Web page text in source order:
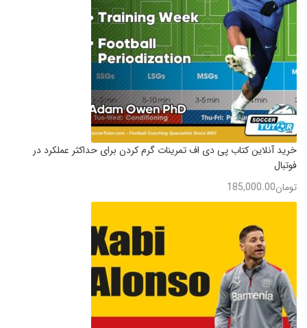
خرید آنلاین کتاب پی دی اف تمرینات گرم کردن برای حداکثر عملکرد در
فوتبال
تومان185,000.00